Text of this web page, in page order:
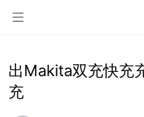
出Makita双充快充
充